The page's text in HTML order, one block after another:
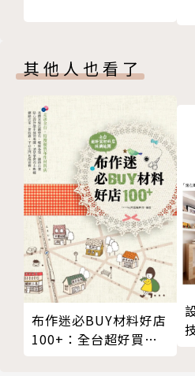
化妝包。
作者簡介
徐若瑄 Vivian Hsu
個人Facebook追蹤粉絲190
間首度停下她的工作節奏，
翻轉人生契機，也讓大家看
默樂天以對，完成人生筆記
﹝It’s V！﹞
情緒抽屜的開關
新手上路闖江湖
面對迷路，找到新出路！
面對自己的不平凡
3句嗨進時尚第一排
面對，讓我成為更好的人
Chapter 4 守護者
美滿的家庭不是只有一種樣板
我的超人媽媽
俠客徐老爹
姊，你睡了嗎
弟弟的告白
其他人也看了
布作迷必BUY材料好店
100+：全台超好買材